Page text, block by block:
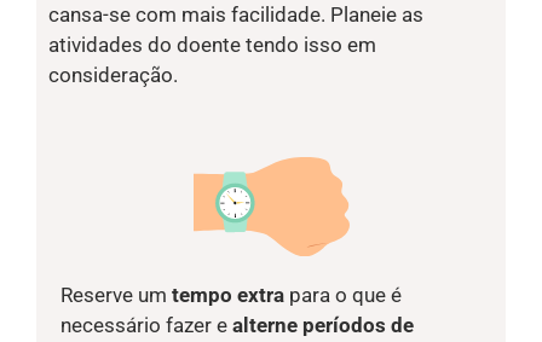
cansa-se com mais facilidade. Planeie as
atividades do doente tendo isso em
consideração.
Reserve um tempo extra para o que é
necessário fazer e alterne períodos de